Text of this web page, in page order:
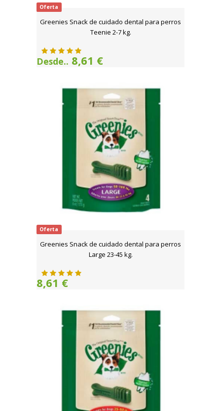
Oferta
Greenies Snack de cuidado dental para perros
Teenie 2-7 kg.
Desde.. 8,61 €
Oferta
Greenies Snack de cuidado dental para perros
Large 23-45 kg.
8,61 €